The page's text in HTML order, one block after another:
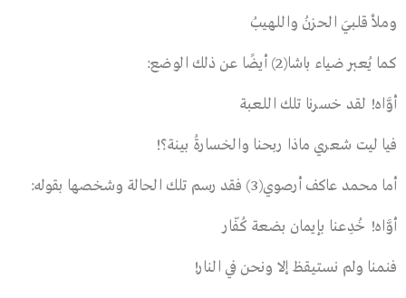
وملأ قلبيَ الحزنُ واللهيبُ
كما يُعبر ضياء باشا(2) أيضًا عن ذلك الوضع:
أوَّاه! لقد خسرنا تلك اللعبة
فيا ليت شعري ماذا ربحنا والخسارةُ بينة؟!
أما محمد عاكف أرصوي(3) فقد رسم تلك الحالة وشخصها بقوله:
أوَّاه! خُدِعنا بإيمان بضعة كُفّار
فنمنا ولم نستيقظ إلا ونحن في النار!